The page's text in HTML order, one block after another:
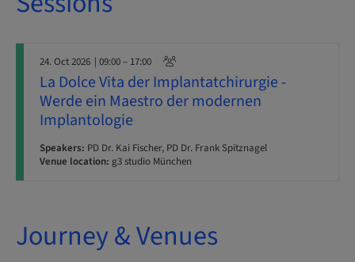
24. Oct 2026 | 09:00 – 17:00
La Dolce Vita der Implantatchirurgie -
Werde ein Maestro der modernen
Implantologie
Speakers: PD Dr. Kai Fischer, PD Dr. Frank Spitznagel
Venue location: g3 studio München
Journey & Venues